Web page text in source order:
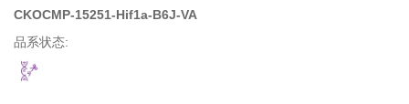
CKOCMP-15251-Hif1a-B6J-VA
品系状态: